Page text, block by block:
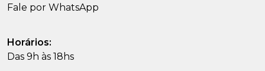
Fale por WhatsApp
Horários:
Das 9h às 18hs